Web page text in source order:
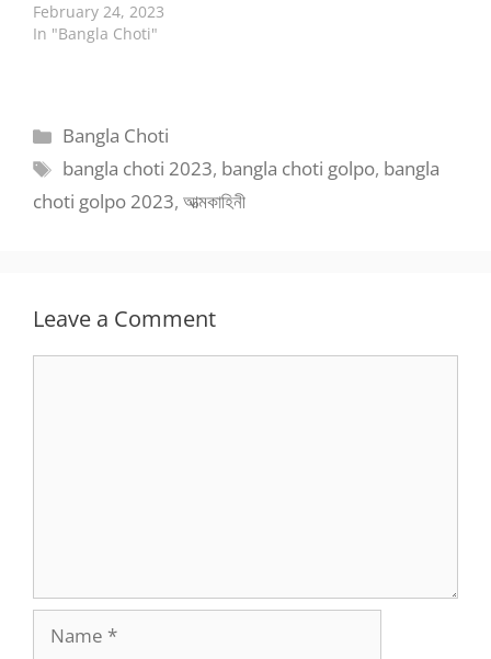
February 24, 2023
In "Bangla Choti"
Categories
Bangla Choti
Tags
bangla choti 2023, bangla choti golpo, bangla
choti golpo 2023, আত্মকাহিনী
Leave a Comment